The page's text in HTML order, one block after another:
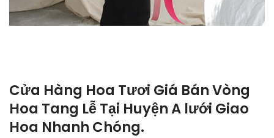
Cửa Hàng Hoa Tươi Giá Bán Vòng
Hoa Tang Lễ Tại Huyện A lưới Giao
Hoa Nhanh Chóng.